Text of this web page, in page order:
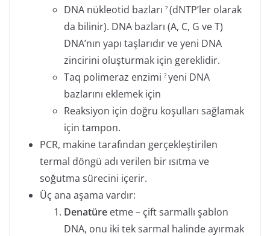
DNA nükleotid bazları ? (dNTP’ler olarak
da bilinir). DNA bazları (A, C, G ve T)
DNA’nın yapı taşlarıdır ve yeni DNA
zincirini oluşturmak için gereklidir.
Taq polimeraz enzimi ? yeni DNA
bazlarını eklemek için
Reaksiyon için doğru koşulları sağlamak
için tampon.
PCR, makine tarafından gerçekleştirilen
termal döngü adı verilen bir ısıtma ve
soğutma sürecini içerir.
Üç ana aşama vardır:
Denatüre etme – çift sarmallı şablon
DNA, onu iki tek sarmal halinde ayırmak